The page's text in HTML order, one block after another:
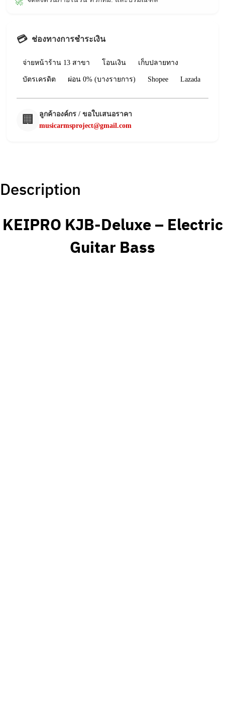
💳 ช่องทางการชำระเงิน
จ่ายหน้าร้าน 13 สาขา โอนเงิน เก็บปลายทาง
บัตรเครดิต ผ่อน 0% (บางรายการ) Shopee Lazada
🏢
ลูกค้าองค์กร / ขอใบเสนอราคา
musicarmsproject@gmail.com
Description
KEIPRO KJB-Deluxe – Electric
Guitar Bass